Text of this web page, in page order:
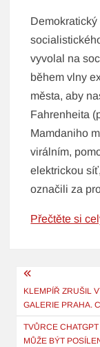
vyvolal na
během vlny
města, aby
Fahrenheita
Mamdaniho
virálním,
elektrickou
označili za
Přečtěte si
Navigace
pro
příspěvek
KLEMPÍŘ ZRUŠIL
GALERIE PRAHA.
TVŮRCE
MŮŽE BÝT